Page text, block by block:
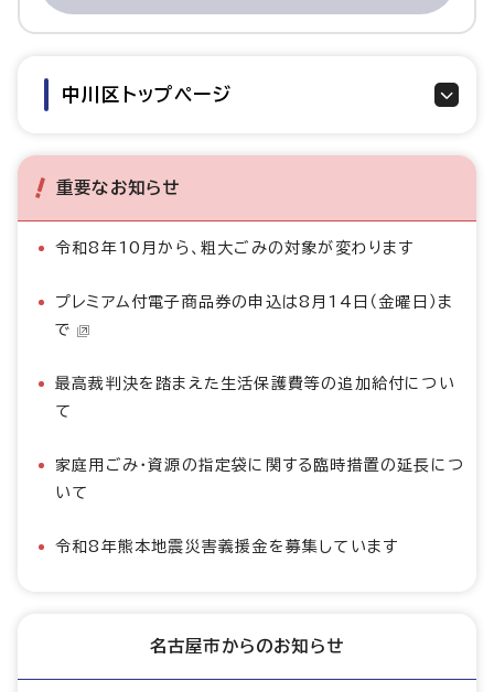
中川区トップページ
重要なお知らせ
令和8年10月から、粗大ごみの対象が変わります
プレミアム付電子商品券の申込は8月14日（金曜日）ま
で
最高裁判決を踏まえた生活保護費等の追加給付につい
て
家庭用ごみ・資源の指定袋に関する臨時措置の延長につ
いて
令和8年熊本地震災害義援金を募集しています
名古屋市からのお知らせ